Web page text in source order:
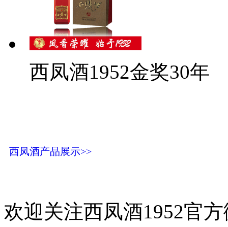
西凤酒1952金奖30年
西凤酒产品展示>>
欢迎关注西凤酒1952官